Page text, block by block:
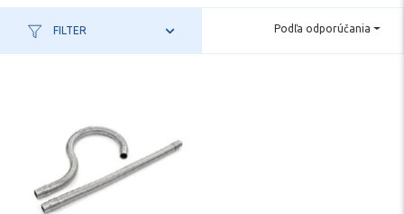
FILTER Podľa odporúčania